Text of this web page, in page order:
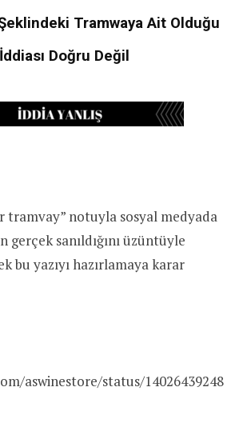
Tramwaya Ait Olduğu
İddiası Doğru Değil
tramvay” notuyla sosyal medyada
gerçek sanıldığını üzüntüyle
bu yazıyı hazırlamaya karar
aswinestore/status/14026439248